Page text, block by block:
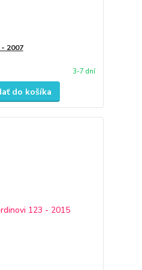
2007
3-7 dní
do košíka